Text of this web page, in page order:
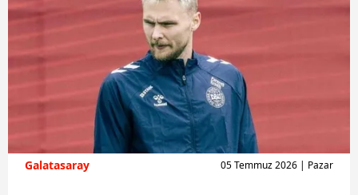
Galatasaray 05 Temmuz 2026 | Pazar